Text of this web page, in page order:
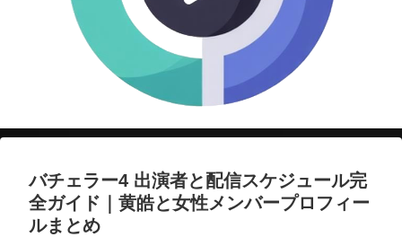
バチェラー4 出演者と配信スケジュール完
全ガイド｜黄皓と女性メンバープロフィー
ルまとめ